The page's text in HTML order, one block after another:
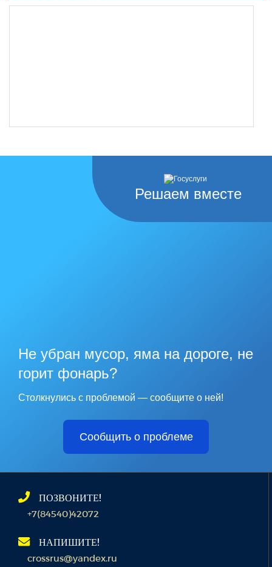
Решаем вместе
Не убран мусор, яма на дороге, не
горит фонарь?
Столкнулись с проблемой — сообщите о ней!
Сообщить о проблеме
ПОЗВОНИТЕ!
+7(84540)42072
НАПИШИТЕ!
crossrus@yandex.ru